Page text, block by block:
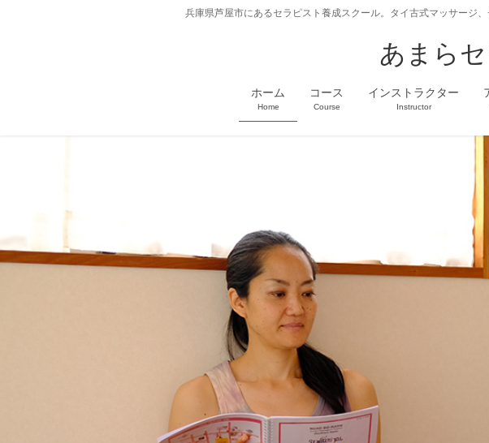
兵庫県芦屋市にあるセラピスト養成スクール。タイ古式マッサージ
あまら
ホーム
Home
コース
Course
インストラクター
Instructor